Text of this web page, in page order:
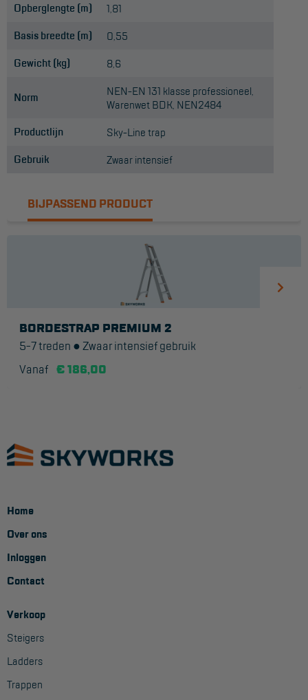
Opberglengte (m) 1,81
Basis breedte (m) 0,55
Gewicht (kg) 8,6
Norm
NEN-EN 131 klasse professioneel,
Warenwet BDK, NEN2484
Productlijn Sky-Line trap
Gebruik Zwaar intensief
BIJPASSEND PRODUCT
BORDESTRAP PREMIUM 2
5-7 treden ● Zwaar intensief gebruik
Vanaf € 186,00
Home
Over ons
Inloggen
Contact
Verkoop
Steigers
Ladders
Trappen